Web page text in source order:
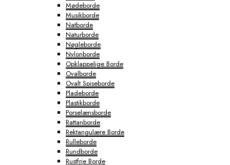
Mødeborde
Musikborde
Natborde
Naturborde
Nøgleborde
Nylonborde
Opklappelige Borde
Ovalborde
Ovalt Spiseborde
Pladeborde
Plastikborde
Porselænsborde
Rattanborde
Rektangulære Borde
Rulleborde
Rundborde
Rustfrie Borde